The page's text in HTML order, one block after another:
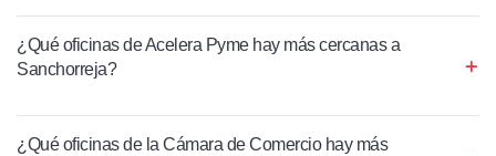
¿Qué oficinas de Acelera Pyme hay más cercanas a
Sanchorreja?
¿Qué oficinas de la Cámara de Comercio hay más